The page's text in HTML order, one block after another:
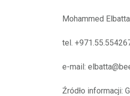
Mohammed Elbatta
tel.
e-mail:
Źródło informacji: